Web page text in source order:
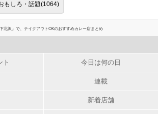
もしろ・話題(1064)
北沢』で、テイクアウトOKのおすすめカレー店まとめ
ト 今日は何の日
連載
新着店舗